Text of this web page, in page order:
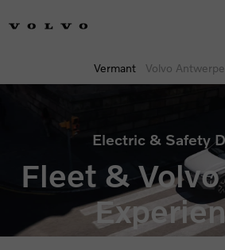
Vermant Volvo
Electric & Safety
Fleet &